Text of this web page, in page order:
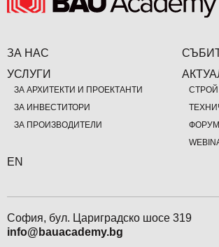
ЗА НАС
УСЛУГИ
ЗА АРХИТЕКТИ И ПРОЕКТАНТИ
ЗА ИНВЕСТИТОРИ
ЗА ПРОИЗВОДИТЕЛИ
EN
София, бул. Цариградско шосе 319
info@bauacademy.bg